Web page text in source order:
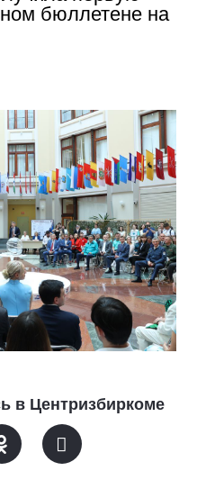
бюллетене на
в Центризбиркоме